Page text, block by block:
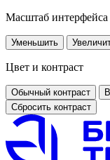
Масштаб интерфейса
Уменьшить
Цвет и контраст
Обычный контраст
Сбросить контраст